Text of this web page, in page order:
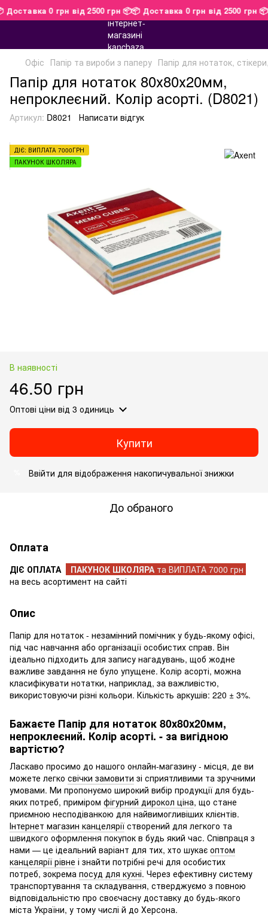
📦 Доставка 0 грн від 2500 грн 📦📦 Доставка 0 грн від 2500 грн
Офіс Папір та вироби з паперу Папір для нотаток,
Папір для нотаток 80х80х20мм,
непроклеєний. Колір асорті. (D8021)
Артикул: D8021 Написати відгук
ДІЄ: ВИПЛАТА 7000ГРН
ПАКУНОК ШКОЛЯРА
В наявності
46.50 грн
Оптові ціни від 3 одиниць
Купити
Ввійти для відображення накопичувальної знижки
До обраного
Оплата
ДІЄ ОПЛАТА ПАКУНОК ШКОЛЯРА та ВИПЛАТА 7000 грн
на весь асортимент на сайті
Опис
Папір для нотаток - незамінний помічник у будь-якому офісі,
під час навчання або організації особистих справ. Він
ідеально підходить для запису нагадувань, щоб жодне
важливе завдання не було упущене. Колір асорті, можна
класифікувати нотатки, наприклад, за важливістю,
використовуючи різні кольори. Кількість аркушів: 220 ± 3%.
Бажаєте Папір для нотаток 80х80х20мм,
непроклеєний. Колір асорті. - за вигідною
вартістю?
Ласкаво просимо до нашого онлайн-магазину - місця, де ви
можете легко свічки замовити зі сприятливими та зручними
умовами. Ми пропонуємо широкий вибір продукції для будь-
яких потреб, приміром фігурний дирокол ціна, що стане
приємною несподіванкою для найвимогливіших клієнтів.
Інтернет магазин канцелярії створений для легкого та
швидкого оформлення покупок в будь який час. Співпраця з
нами — це ідеальний варіант для тих, хто шукає оптом
канцелярії рівне і знайти потрібні речі для особистих
потреб, зокрема посуд для кухні. Через ефективну систему
транспортування та складування, стверджуємо з повною
відповідальністю про своєчасну доставку до будь-якого
міста України, у тому числі й до Херсона.